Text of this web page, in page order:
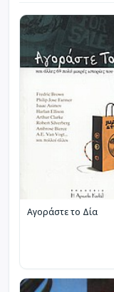
Αγοράστε το Δία